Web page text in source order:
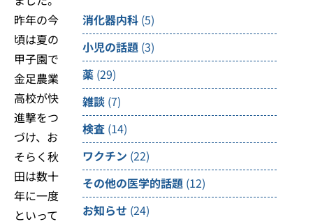
昨年の今
頃は夏の
甲子園で
金足農業
高校が快
進撃をつ
づけ、お
そらく秋
田は数十
年に一度
といって
消化器内科 (5)
小児の話題 (3)
薬 (29)
雑談 (7)
検査 (14)
ワクチン (22)
その他の医学的話題 (12)
お知らせ (24)